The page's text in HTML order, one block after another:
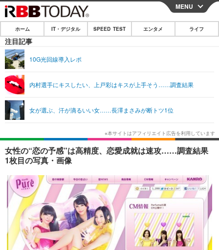
CLOSE
ホーム
IT・デジタル
ショッピング その他
SPEED TEST
エンタメ
エンタメTOP 映画・ドラマ
韓国・芸能
音楽 スポーツ
ショッピング その他
ライフ
ライフTOP グルメ
ペット ショッピング
その他
リリース一覧
プッシュ通知の停止方法
MENU
ホーム IT・デジタル SPEED TEST エンタメ ライフ
注目記事
10G光回線導入レポ
内村選手にキスしたい、上戸彩はキスが上手そう……調査結果
女が選ぶ、汗が滴るいい女……長澤まさみが断トツ1位
女性の“恋の予感”は高精度、恋愛成就は速攻……調査結果
1枚目の写真・画像